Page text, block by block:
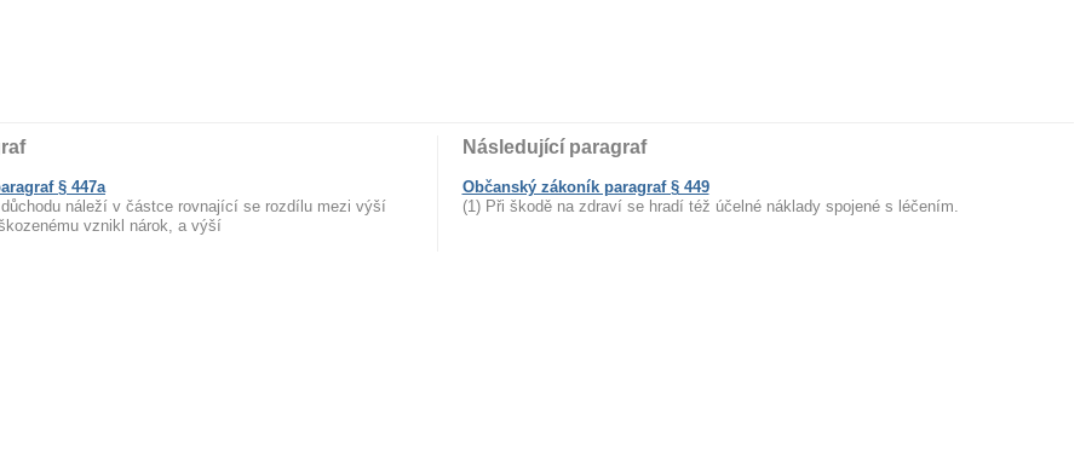
§ 447a
důchodu náleží v částce rovnající se rozdílu mezi výší
vznikl nárok, a výší
Následující paragraf
Občanský zákoník paragraf § 449
(1) Při škodě na zdraví se hradí též účelné náklady spojené s léčením.